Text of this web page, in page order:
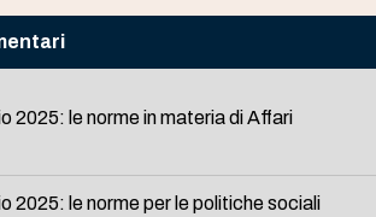
2025: le norme in materia di Affari
2025: le norme per le politiche sociali